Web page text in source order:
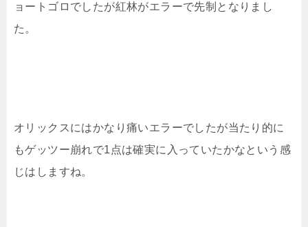
ョートゴロでしたが紅林がエラーで先制となりまし
た。
オリックスにはかなり痛いエラーでしたが当たり的に
もゲッツー崩れで1点は確実に入っていたかなという感
じはしますね。